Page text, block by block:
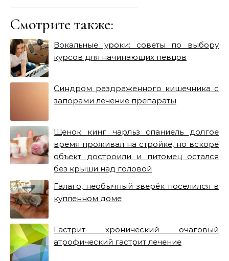
Смотрите также:
Вокальные уроки: советы по выбору
курсов для начинающих певцов
Синдром раздраженного кишечника с
запорами лечение препараты
Щенок кинг чарльз спаниель долгое
время проживал на стройке, но вскоре
объект достроили и питомец остался
без крыши над головой
Галаго, необычный зверёк поселился в
купленном доме
Гастрит хронический очаговый
атрофический гастрит лечение